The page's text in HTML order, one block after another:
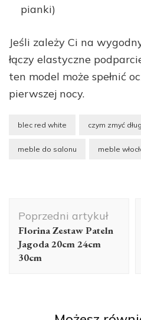
pianki)
Jeśli zależy Ci na
łączy elastyczne
ten model może spełnić
pierwszej nocy.
blec red white czym zmyć
meble do salonu meble
wpisu
Poprzedni artykuł
Florina Zestaw Pateln
Jagoda 20cm 24cm
30cm